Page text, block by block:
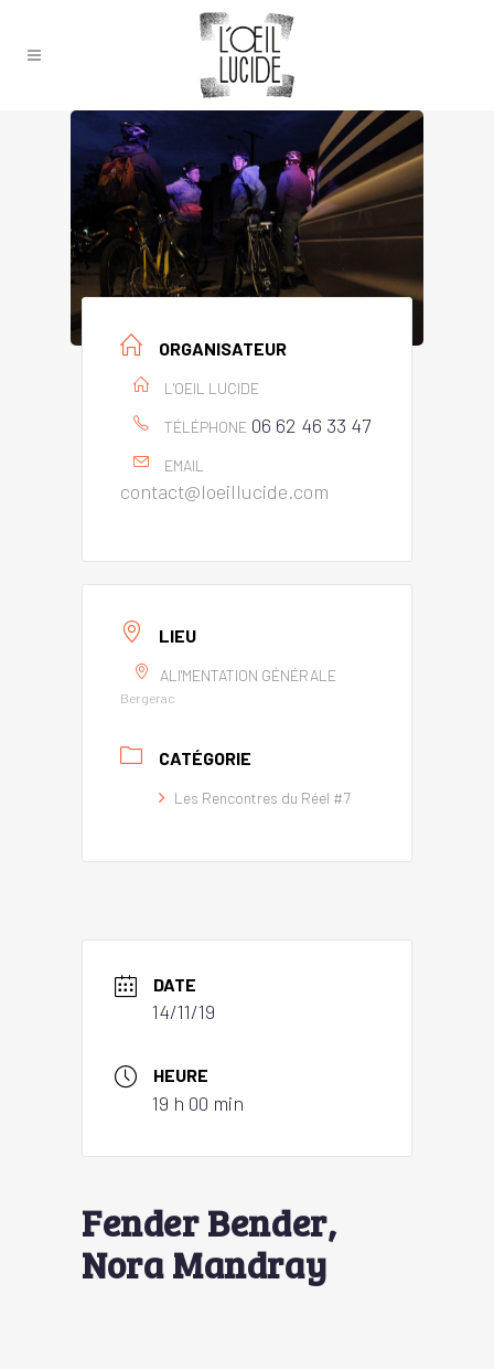
ORGANISATEUR
L'OEIL LUCIDE
TÉLÉPHONE 06 62 46 33 47
EMAIL
contact@loeillucide.com
LIEU
ALI'MENTATION GÉNÉRALE
Bergerac
CATÉGORIE
Les Rencontres du Réel #7
DATE
14/11/19
HEURE
19 h 00 min
Fender Bender,
Nora Mandray